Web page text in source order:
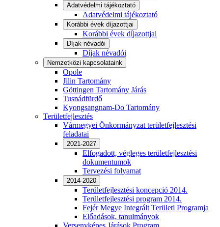
Adatvédelmi tájékoztató
Adatvédelmi tájékoztató
Korábbi évek díjazottjai
Korábbi évek díjazottjai
Díjak névadói
Díjak névadói
Nemzetközi kapcsolataink
Opole
Jilin Tartomány
Göttingen Tartomány Járás
Tusnádfürdő
Kyongsangnam-Do Tartomány
Területfejlesztés
Vármegyei Önkormányzat területfejlesztési
feladatai
2021-2027
Elfogadott, végleges területfejlesztési
dokumentumok
Tervezési folyamat
2014-2020
Területfejlesztési koncepció 2014.
Területfejlesztési program 2014.
Fejér Megye Integrált Területi Programja
Előadások, tanulmányok
Versenyképes Járások Program